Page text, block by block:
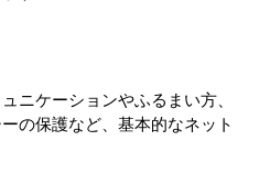
ニケーションやふるまい方、
の保護など、基本的なネット